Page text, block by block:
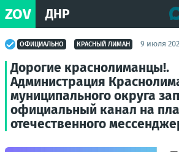
ZOV ДНР
ОФИЦИАЛЬНО КРАСНЫЙ ЛИМАН 9 июля
Дорогие краснолиманцы!.
Администрация
муниципального округа
официальный канал на
отечественного